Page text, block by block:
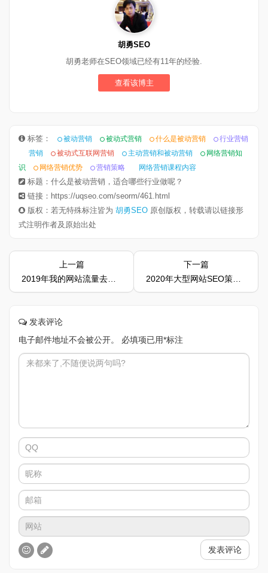
胡勇SEO
胡勇老师在SEO领域已经有11年的经验.
查看该博主
标签： 被动营销 被动式营销 什么是被动营销
行业营销
营销
被动式互联网营销 主动营销和被动营销
网络营销知
识
网络营销优势 营销策略 网络营销课程内容
标题：什么是被动营销，适合哪些行业做呢？
链接：https://uqseo.com/seorm/461.html
版权：若无特殊标注皆为 胡勇SEO 原创版权，转载请以链接形
式注明作者及原始出处
上一篇
2019年我的网站流量去哪了？2020年SEO怎么做
下一篇
2020年大型网站SEO策略，你知道哪些？
发表评论
电子邮件地址不会被公开。
必填项已用*标注
发表评论